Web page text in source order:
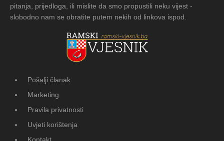
pitanja, prijedloga, ili mislite da smo propustili neku vijest -
slobodno nam se obratite putem nekih od linkova ispod.
Pošalji članak
Marketing
Pravila privatnosti
Uvjeti korištenja